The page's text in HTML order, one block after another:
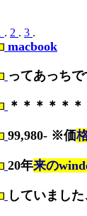
. 2 . 3 .
macbook
ってあっち
＊＊＊＊＊＊
99,980- ※価
20年来の
していまし